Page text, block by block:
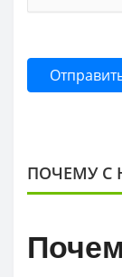
ПОЧЕМУ С